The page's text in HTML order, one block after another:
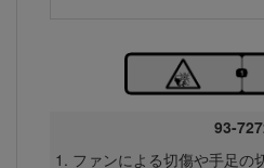
93-
ファンによる切傷や手足の